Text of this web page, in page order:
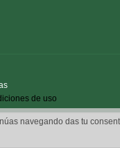
de uso
navegando das tu